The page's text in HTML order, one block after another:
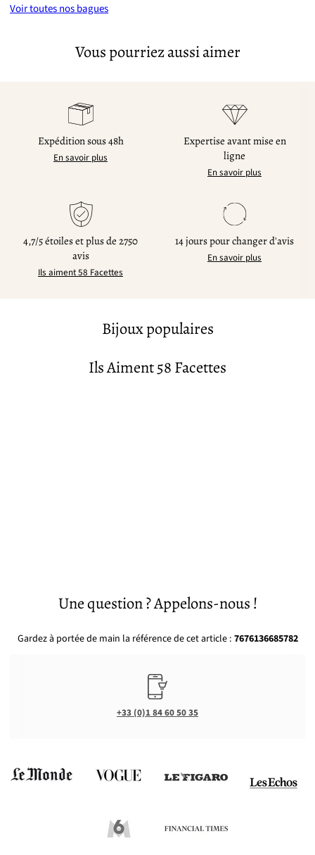
Voir toutes nos bagues
Vous pourriez aussi aimer
Expédition sous 48h
En savoir plus
Expertise avant mise en
ligne
En savoir plus
4,7/5 étoiles et plus de 2750
avis
Ils aiment 58 Facettes
14 jours pour changer d'avis
En savoir plus
Bijoux populaires
Ils Aiment 58 Facettes
Une question ? Appelons-nous !
Gardez à portée de main la référence de cet article : 7676136685782
+33 (0)1 84 60 50 35